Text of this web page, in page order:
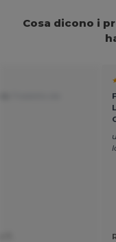
Cosa dicono i